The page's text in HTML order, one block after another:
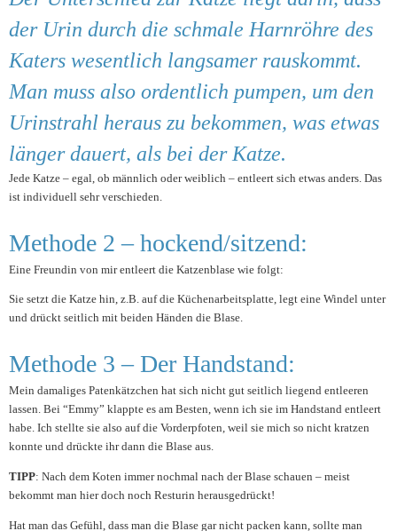
der Urin durch die schmale Harnröhre des
Katers wesentlich langsamer rauskommt.
Man muss also ordentlich pumpen, um den
Urinstrahl heraus zu bekommen, was etwas
länger dauert, als bei der Katze.
Jede Katze – egal, ob männlich oder weiblich – entleert sich etwas anders. Das
ist individuell sehr verschieden.
Methode 2 – hockend/sitzend:
Eine Freundin von mir entleert die Katzenblase wie folgt:
Sie setzt die Katze hin, z.B. auf die Küchenarbeitsplatte, legt eine Windel unter
und drückt seitlich mit beiden Händen die Blase.
Methode 3 – Der Handstand:
Mein damaliges Patenkätzchen hat sich nicht gut seitlich liegend entleeren
lassen. Bei “Emmy” klappte es am Besten, wenn ich sie im Handstand entleert
habe. Ich stellte sie also auf die Vorderpfoten, weil sie mich so nicht kratzen
konnte und drückte ihr dann die Blase aus.
TIPP: Nach dem Koten immer nochmal nach der Blase schauen – meist
bekommt man hier doch noch Resturin herausgedrückt!
Hat man das Gefühl, dass man die Blase gar nicht packen kann, sollte man